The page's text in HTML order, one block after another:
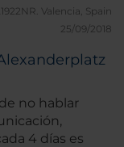
Valencia, Spain
25/09/2018
no hablar
4 días es